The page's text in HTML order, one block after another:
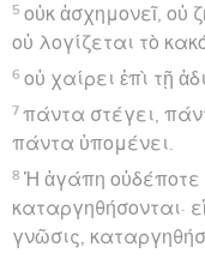
5 οὐκ ἀσχημονεῖ, οὐ
οὐ λογίζεται τὸ
6 οὐ χαίρει ἐπὶ τῇ
7 πάντα στέγει,
πάντα ὑπομένει.
8 Ἡ ἀγάπη οὐδέποτε
καταργηθήσονται·
γνῶσις,